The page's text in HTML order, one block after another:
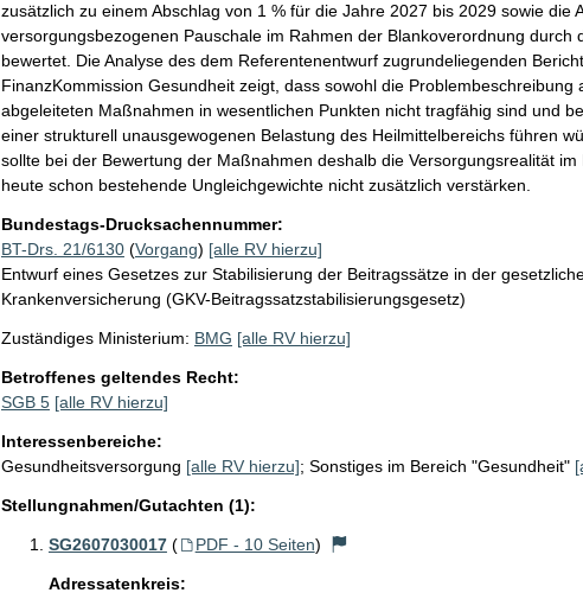
zusätzlich zu einem Abschlag von 1 % für die Jahre 2027 bis 2029 sowie die
versorgungsbezogenen Pauschale im Rahmen der Blankoverordnung durch
bewertet. Die Analyse des dem Referentenentwurf zugrundeliegenden
FinanzKommission Gesundheit zeigt, dass sowohl die Problembeschreibung
abgeleiteten Maßnahmen in wesentlichen Punkten nicht tragfähig sind und
einer strukturell unausgewogenen Belastung des Heilmittelbereichs führen
sollte bei der Bewertung der Maßnahmen deshalb die Versorgungsrealität im
heute schon bestehende Ungleichgewichte nicht zusätzlich verstärken.
Bundestags-Drucksachennummer:
BT-Drs. 21/6130(Vorgang) [alle RV hierzu]
Entwurf eines Gesetzes zur Stabilisierung der Beitragssätze in der
Krankenversicherung (GKV-Beitragssatzstabilisierungsgesetz)
Zuständiges Ministerium: BMG [alle RV hierzu]
Betroffenes geltendes Recht:
SGB 5 [alle RV hierzu]
Interessenbereiche:
Gesundheitsversorgung [alle RV hierzu]; Sonstiges im Bereich "Gesundheit"
Stellungnahmen/Gutachten (1):
SG2607030017 ( PDF - 10 Seiten)
Adressatenkreis: